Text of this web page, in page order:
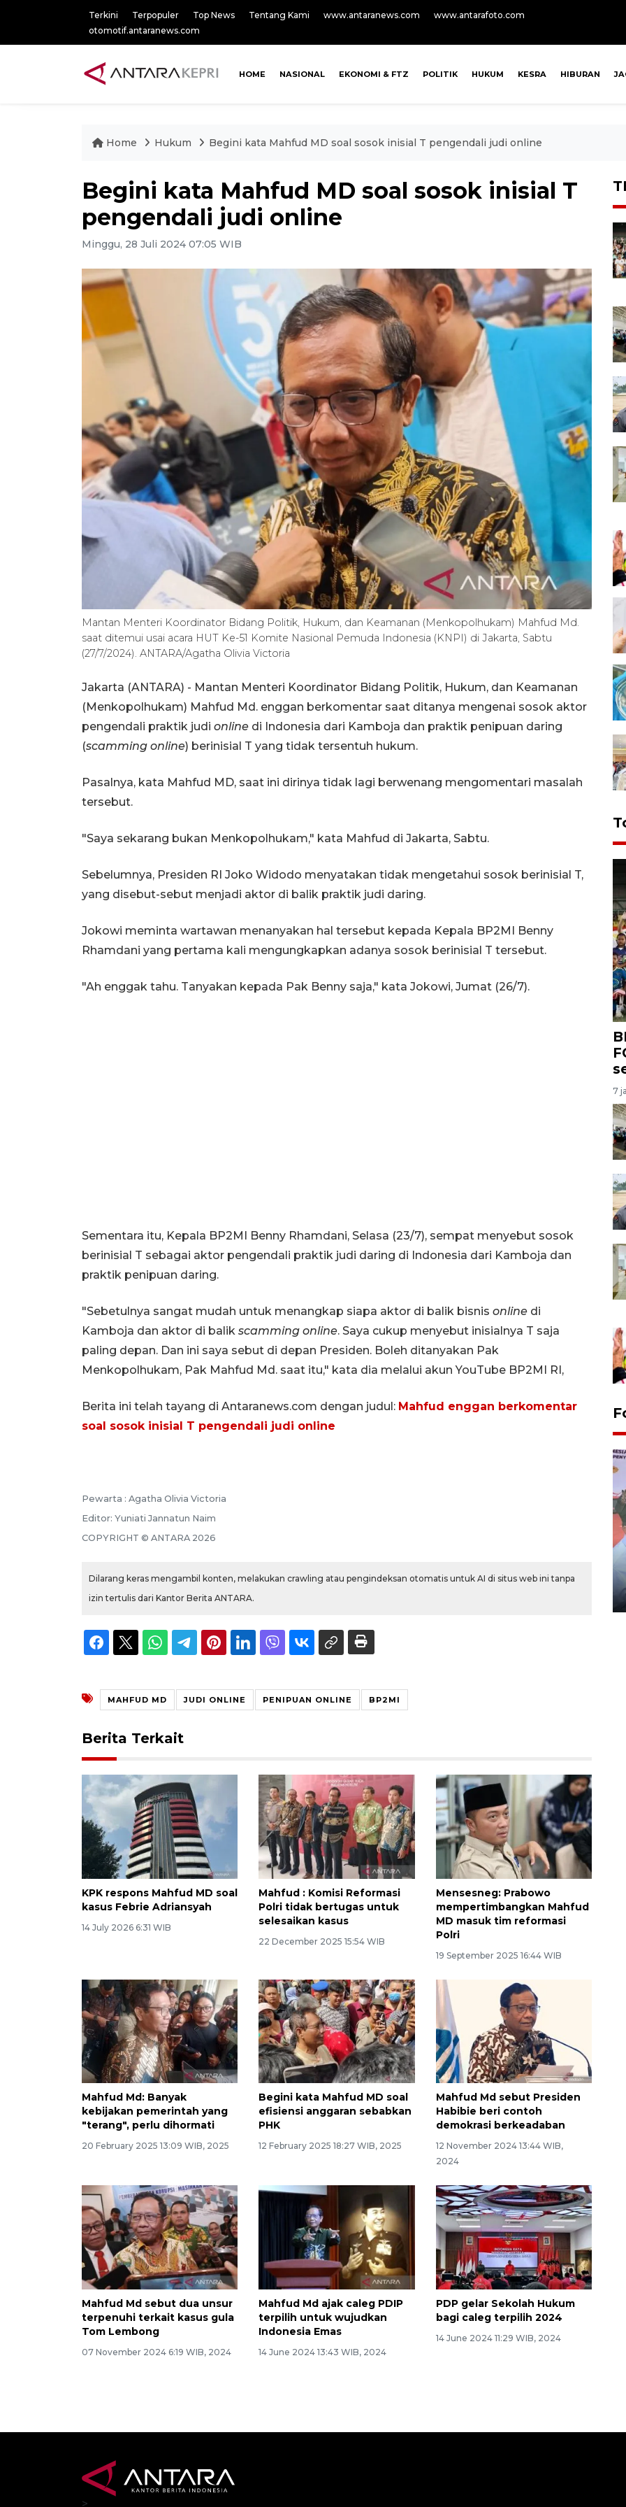
Terkini Terpopuler Top News Tentang Kami www.antaranews.com
www.antarafoto.com
otomotif.antaranews.com
HOME NASIONAL EKONOMI & FTZ POLITIK HUKUM KESRA HIBURAN
Home Hukum Begini kata Mahfud MD soal sosok inisial T pengendali judi online
Begini kata Mahfud MD soal sosok inisial T
pengendali judi online
Minggu, 28 Juli 2024 07:05 WIB
Mantan Menteri Koordinator Bidang Politik, Hukum, dan Keamanan (Menkopolhukam) Mahfud Md.
saat ditemui usai acara HUT Ke-51 Komite Nasional Pemuda Indonesia (KNPI) di Jakarta, Sabtu
(27/7/2024). ANTARA/Agatha Olivia Victoria
Jakarta (ANTARA) - Mantan Menteri Koordinator Bidang Politik, Hukum, dan Keamanan
(Menkopolhukam) Mahfud Md. enggan berkomentar saat ditanya mengenai sosok aktor
pengendali praktik judi online di Indonesia dari Kamboja dan praktik penipuan daring
(scamming online) berinisial T yang tidak tersentuh hukum.
Pasalnya, kata Mahfud MD, saat ini dirinya tidak lagi berwenang mengomentari masalah
tersebut.
"Saya sekarang bukan Menkopolhukam," kata Mahfud di Jakarta, Sabtu.
Sebelumnya, Presiden RI Joko Widodo menyatakan tidak mengetahui sosok berinisial T,
yang disebut-sebut menjadi aktor di balik praktik judi daring.
Jokowi meminta wartawan menanyakan hal tersebut kepada Kepala BP2MI Benny
Rhamdani yang pertama kali mengungkapkan adanya sosok berinisial T tersebut.
"Ah enggak tahu. Tanyakan kepada Pak Benny saja," kata Jokowi, Jumat (26/7).
Sementara itu, Kepala BP2MI Benny Rhamdani, Selasa (23/7), sempat menyebut sosok
berinisial T sebagai aktor pengendali praktik judi daring di Indonesia dari Kamboja dan
praktik penipuan daring.
"Sebetulnya sangat mudah untuk menangkap siapa aktor di balik bisnis online di
Kamboja dan aktor di balik scamming online. Saya cukup menyebut inisialnya T saja
paling depan. Dan ini saya sebut di depan Presiden. Boleh ditanyakan Pak
Menkopolhukam, Pak Mahfud Md. saat itu," kata dia melalui akun YouTube BP2MI RI,
Berita ini telah tayang di Antaranews.com dengan judul: Mahfud enggan berkomentar
soal sosok inisial T pengendali judi online
Pewarta : Agatha Olivia Victoria
Editor: Yuniati Jannatun Naim
COPYRIGHT © ANTARA 2026
Dilarang keras mengambil konten, melakukan crawling atau pengindeksan otomatis untuk AI di situs web ini tanpa
izin tertulis dari Kantor Berita ANTARA.
MAHFUD MD JUDI ONLINE PENIPUAN ONLINE BP2MI
Berita Terkait
KPK respons Mahfud MD soal
kasus Febrie Adriansyah
14 July 2026 6:31 WIB
Mahfud : Komisi Reformasi
Polri tidak bertugas untuk
selesaikan kasus
22 December 2025 15:54 WIB
Mensesneg: Prabowo
mempertimbangkan Mahfud
MD masuk tim reformasi
Polri
19 September 2025 16:44 WIB
Mahfud Md: Banyak
kebijakan pemerintah yang
"terang", perlu dihormati
20 February 2025 13:09 WIB, 2025
Begini kata Mahfud MD soal
efisiensi anggaran sebabkan
PHK
12 February 2025 18:27 WIB, 2025
Mahfud Md sebut Presiden
Habibie beri contoh
demokrasi berkeadaban
12 November 2024 13:44 WIB,
2024
Mahfud Md sebut dua unsur
terpenuhi terkait kasus gula
Tom Lembong
07 November 2024 6:19 WIB, 2024
Mahfud Md ajak caleg PDIP
terpilih untuk wujudkan
Indonesia Emas
14 June 2024 13:43 WIB, 2024
PDP gelar Sekolah Hukum
bagi caleg terpilih 2024
14 June 2024 11:29 WIB, 2024
7
gunakan mobil jenazah
>